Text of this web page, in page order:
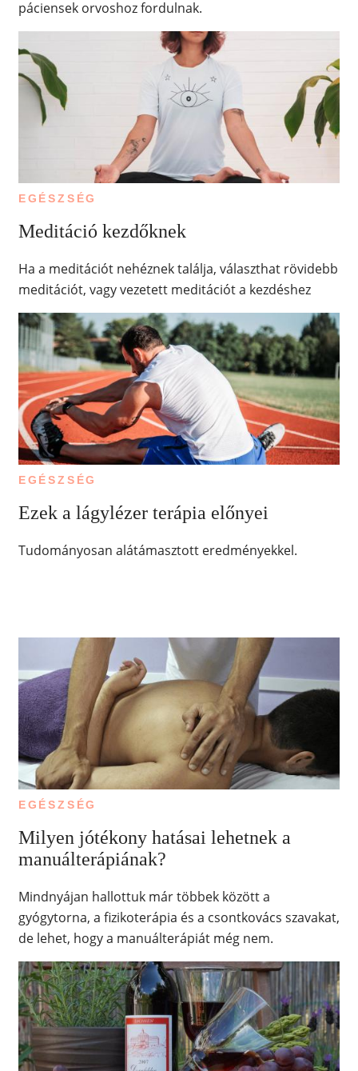
páciensek orvoshoz fordulnak.
EGÉSZSÉG
Meditáció kezdőknek
Ha a meditációt nehéznek találja, választhat rövidebb
meditációt, vagy vezetett meditációt a kezdéshez
EGÉSZSÉG
Ezek a lágylézer terápia előnyei
Tudományosan alátámasztott eredményekkel.
EGÉSZSÉG
Milyen jótékony hatásai lehetnek a
manuálterápiának?
Mindnyájan hallottuk már többek között a
gyógytorna, a fizikoterápia és a csontkovács szavakat,
de lehet, hogy a manuálterápiát még nem.